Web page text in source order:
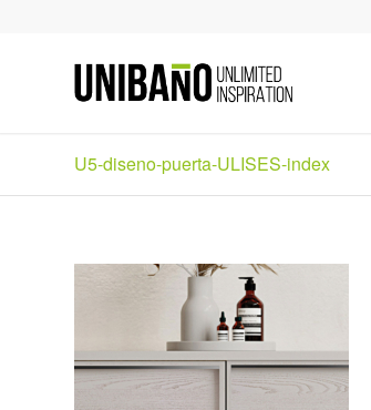
U5-diseno-puerta-ULISES-index